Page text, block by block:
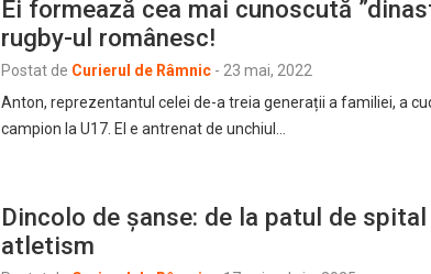
Ei formează cea mai cunoscută
rugby-ul românesc!
Postat de Curierul de Râmnic - 23 mai, 2022
Anton, reprezentantul celei de-a treia generații a familiei, a
campion la U17. El e antrenat de unchiul…
Dincolo de șanse: de la patul de
atletism